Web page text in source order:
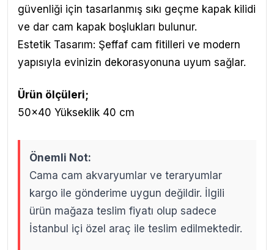
güvenliği için tasarlanmış sıkı geçme kapak kilidi
ve dar cam kapak boşlukları bulunur.
Estetik Tasarım: Şeffaf cam fitilleri ve modern
yapısıyla evinizin dekorasyonuna uyum sağlar.
Ürün ölçüleri;
50x40 Yükseklik 40 cm
Önemli Not:
Cama cam akvaryumlar ve teraryumlar
kargo ile gönderime uygun değildir. İlgili
ürün mağaza teslim fiyatı olup sadece
İstanbul içi özel araç ile teslim edilmektedir.